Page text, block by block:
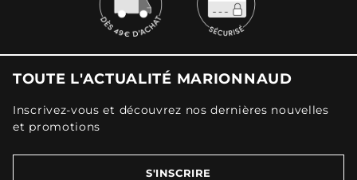
TOUTE L'ACTUALITÉ MARIONNAUD
Inscrivez-vous et découvrez nos dernières nouvelles
et promotions
S'INSCRIRE